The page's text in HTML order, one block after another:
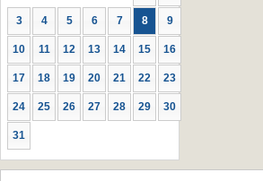
3 4 5 6 7 8 9
10 11 12 13 14 15 16
17 18 19 20 21 22 23
24 25 26 27 28 29 30
31